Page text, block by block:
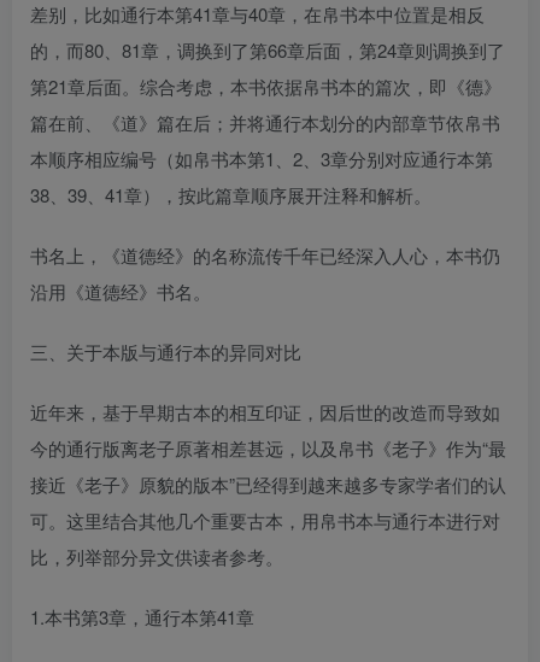
差别，比如通行本第41章与40章，在帛书本中位置是相反
的，而80、81章，调换到了第66章后面，第24章则调换到了
第21章后面。综合考虑，本书依据帛书本的篇次，即《德》
篇在前、《道》篇在后；并将通行本划分的内部章节依帛书
本顺序相应编号（如帛书本第1、2、3章分别对应通行本第
38、39、41章），按此篇章顺序展开注释和解析。
书名上，《道德经》的名称流传千年已经深入人心，本书仍
沿用《道德经》书名。
三、关于本版与通行本的异同对比
近年来，基于早期古本的相互印证，因后世的改造而导致如
今的通行版离老子原著相差甚远，以及帛书《老子》作为“最
接近《老子》原貌的版本”已经得到越来越多专家学者们的认
可。这里结合其他几个重要古本，用帛书本与通行本进行对
比，列举部分异文供读者参考。
1.本书第3章，通行本第41章